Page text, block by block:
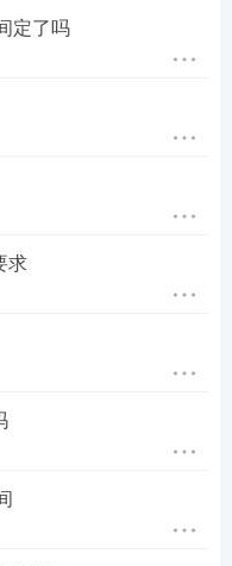
业方向中选择一个进
政等）
）
定了吗
求